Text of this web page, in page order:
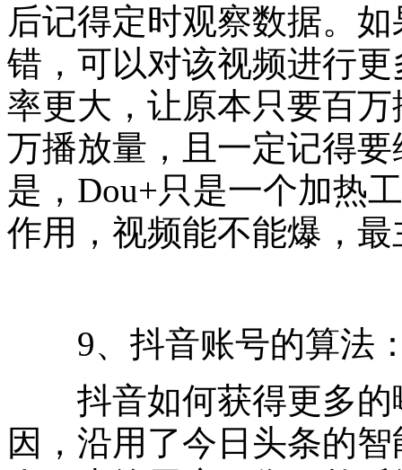
后记得定时观察数据。
错，可以对该视频进行
率更大，让原本只要百
万播放量，且一定记得
是，Dou+只是一个加热
作用，视频能不能爆，
9、抖音账号的算法
抖音如何获得更多的
因，沿用了今日头条的